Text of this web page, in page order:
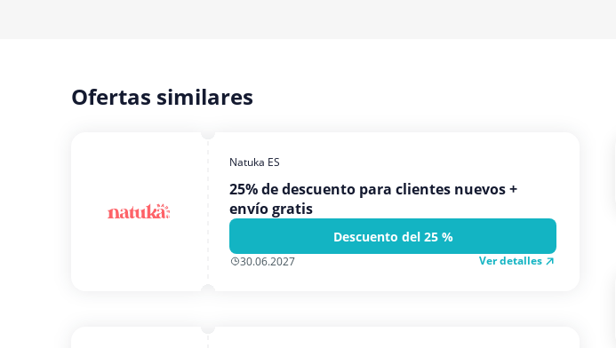
Ofertas similares
Natuka ES
25% de descuento para clientes nuevos +
envío gratis
Descuento del 25 %
30.06.2027 Ver detalles